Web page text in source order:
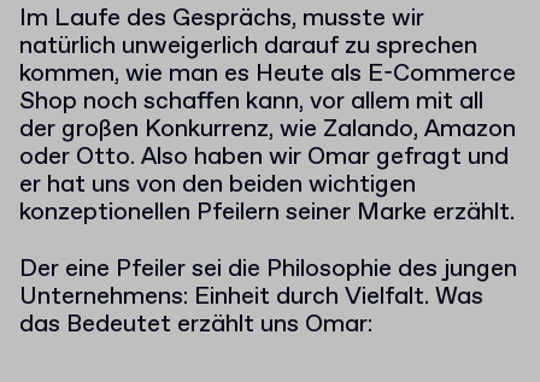
Im Laufe des Gesprächs, musste wir
natürlich unweigerlich darauf zu sprechen
kommen, wie man es Heute als E-Commerce
Shop noch schaffen kann, vor allem mit all
der großen Konkurrenz, wie Zalando, Amazon
oder Otto. Also haben wir Omar gefragt und
er hat uns von den beiden wichtigen
konzeptionellen Pfeilern seiner Marke erzählt.
Der eine Pfeiler sei die Philosophie des jungen
Unternehmens: Einheit durch Vielfalt. Was
das Bedeutet erzählt uns Omar: